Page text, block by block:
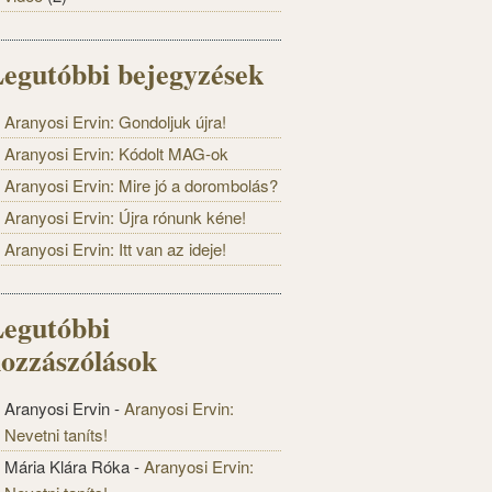
bejegyzések
Aranyosi Ervin: Gondoljuk újra!
Aranyosi Ervin: Kódolt MAG-ok
Aranyosi Ervin: Mire jó a dorombolás?
Aranyosi Ervin: Újra rónunk kéne!
Aranyosi Ervin: Itt van az ideje!
Aranyosi Ervin-Aranyosi Ervin:
Nevetni taníts!
Mária Klára Róka-Aranyosi Ervin: